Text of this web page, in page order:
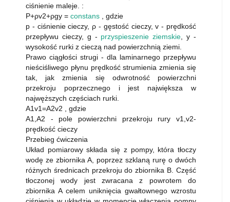
ciśnienie maleje. :
P+ρv2+ρgy = constans , gdzie
p - ciśnienie cieczy, ρ - gęstość cieczy, v - prędkość
przepływu cieczy, g - przyspieszenie ziemskie , y -
wysokość rurki z cieczą nad powierzchnią ziemi.
Prawo ciągłości strugi - dla laminarnego przepływu
nieściśliwego płynu prędkość strumienia zmienia się
tak, jak zmienia się odwrotność powierzchni
przekroju poprzecznego i jest największa w
najwęższych częściach rurki.
A1v1=A2v2 , gdzie
A1,A2 - pole powierzchni przekroju rury v1,v2-
prędkość cieczy
Przebieg ćwiczenia
Układ pomiarowy składa się z pompy, która tłoczy
wodę ze zbiornika A, poprzez szklaną rurę o dwóch
różnych średnicach przekroju do zbiornika B. Część
tłoczonej wody jest zwracana z powrotem do
zbiornika A celem uniknięcia gwałtownego wzrostu